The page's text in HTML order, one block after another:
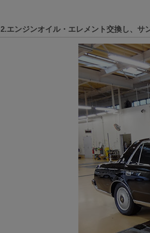
2.エンジンオイル・エレメント交換し、サ